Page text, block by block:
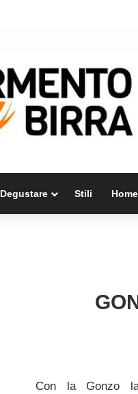
Degustare Stili
Con la Gonzo